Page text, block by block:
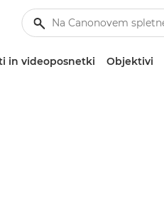
in videoposnetki Objektivi